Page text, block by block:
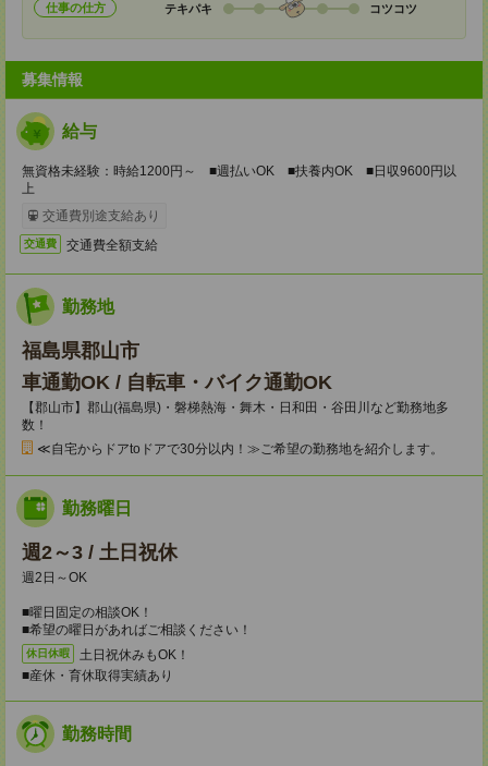
仕事の仕方 テキパキ コツコツ
募集情報
給与
無資格未経験：時給1200円～ ■週払いOK ■扶養内OK ■日収9600円以
上
交通費別途支給あり
交通費 交通費全額支給
勤務地
福島県郡山市
車通勤OK / 自転車・バイク通勤OK
【郡山市】郡山(福島県)・磐梯熱海・舞木・日和田・谷田川など勤務地多
数！
≪自宅からドアtoドアで30分以内！≫ご希望の勤務地を紹介します。
勤務曜日
週2～3 / 土日祝休
週2日～OK
■曜日固定の相談OK！
■希望の曜日があればご相談ください！
休日休暇
土日祝休みもOK！
■産休・育休取得実績あり
勤務時間